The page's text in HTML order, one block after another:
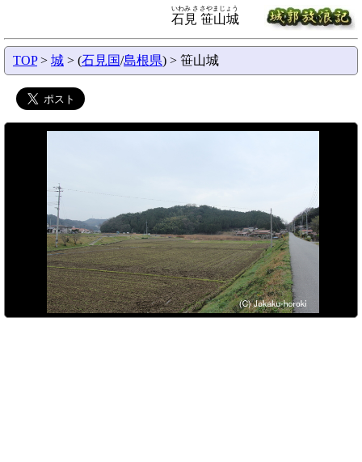
石見 笹山城
いわみ ささやまじょう
TOP> 城 > (石見国/島根県) > 笹山城